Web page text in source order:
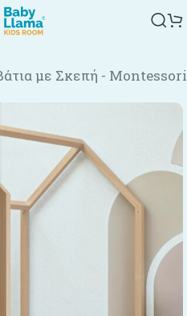
με Σκεπή - Montessori